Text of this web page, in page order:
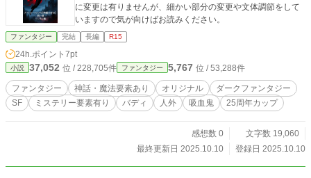
に変更は有りませんが、細かい部分の変更や文体調節をして
いますので気が向けばお読みください。
ファンタジー 完結 長編 R15
24h.ポイント 7pt
小説 37,052 位 / 228,705件 ファンタジー 5,767 位 / 53,288件
ファンタジー 神話・魔法要素あり オリジナル
ダークファンタジー
SF
ミステリー要素有り バディ 人外 吸血鬼 25周年カップ
感想数 0
文字数 19,060
最終更新日 2025.10.10
登録日 2025.10.10